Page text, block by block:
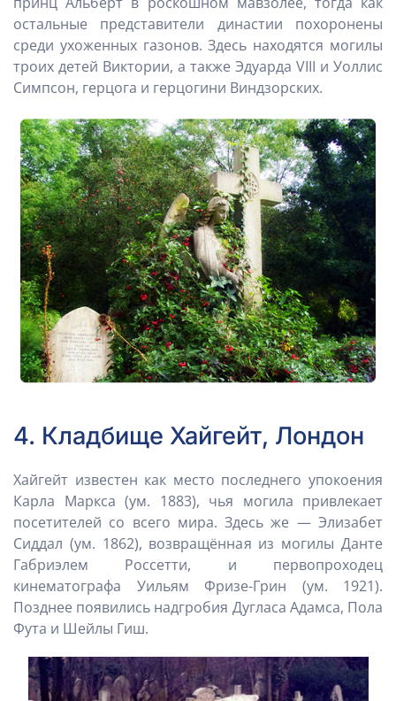
остальные представители династии похоронены
среди ухоженных газонов. Здесь находятся могилы
троих детей Виктории, а также Эдуарда VIII и Уоллис
Симпсон, герцога и герцогини Виндзорских.
4. Кладбище Хайгейт, Лондон
Хайгейт известен как место последнего упокоения
Карла Маркса (ум. 1883), чья могила привлекает
посетителей со всего мира. Здесь же — Элизабет
Сиддал (ум. 1862), возвращённая из могилы Данте
Габриэлем Россетти, и первопроходец
кинематографа Уильям Фризе-Грин (ум. 1921).
Позднее появились надгробия Дугласа Адамса, Пола
Фута и Шейлы Гиш.